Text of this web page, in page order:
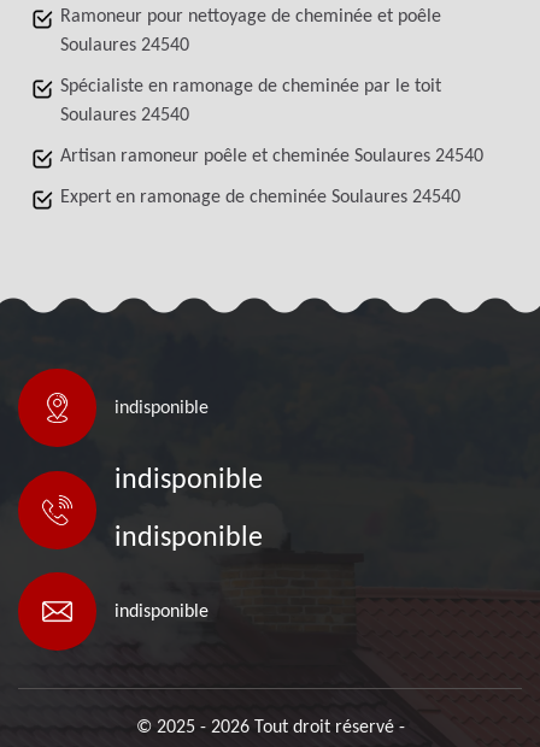
Ramoneur pour nettoyage de cheminée et poêle
Soulaures 24540
Spécialiste en ramonage de cheminée par le toit
Soulaures 24540
Artisan ramoneur poêle et cheminée Soulaures 24540
Expert en ramonage de cheminée Soulaures 24540
indisponible
indisponible
indisponible
indisponible
© 2025 - 2026 Tout droit réservé -